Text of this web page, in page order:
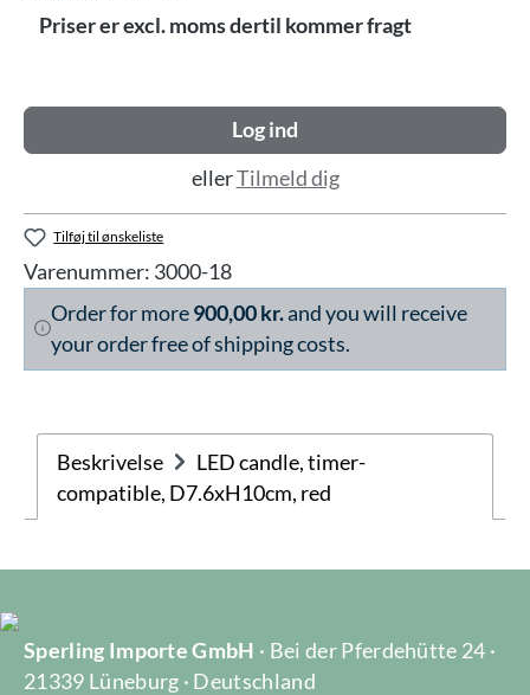
Priser er excl. moms dertil kommer fragt
Log ind
ellerTilmeld dig
Tilføj til ønskeliste
Varenummer: 3000-18
Order for more900,00 kr.and you will receive
your order free of shipping costs.
Beskrivelse
LED candle, timer-
compatible, D7.6xH10cm, red
Sperling Importe GmbH · Bei der Pferdehütte 24 ·
21339 Lüneburg · Deutschland